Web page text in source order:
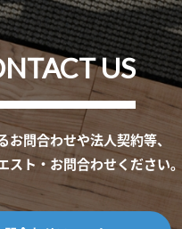
US
お問合わせや法人契約等、
スト・お問合わせください。